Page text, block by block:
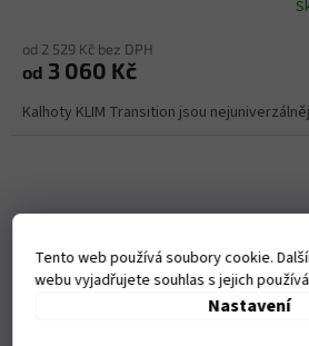
Tento web používá soubory cookie.
webu vyjadřujete souhlas s jejich
Nastavení
od 2 529 Kč bez DPH
od 3 060 Kč
Kalhoty KLIM Transition jsou